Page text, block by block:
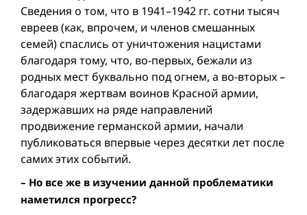
Сведения о том, что в 1941–1942 гг. сотни тысяч
евреев (как, впрочем, и членов смешанных
семей) спаслись от уничтожения нацистами
благодаря тому, что, во-первых, бежали из
родных мест буквально под огнем, а во-вторых –
благодаря жертвам воинов Красной aрмии,
задержавших на ряде направлений
продвижение германской армии, начали
публиковаться впервые через десятки лет после
самих этих событий.
– Но все же в изучении данной проблематики
наметился прогресс?